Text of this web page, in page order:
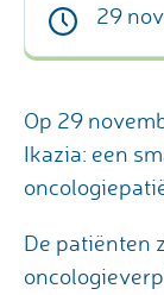
29
Op 29
Ikazia: een
De patiënten